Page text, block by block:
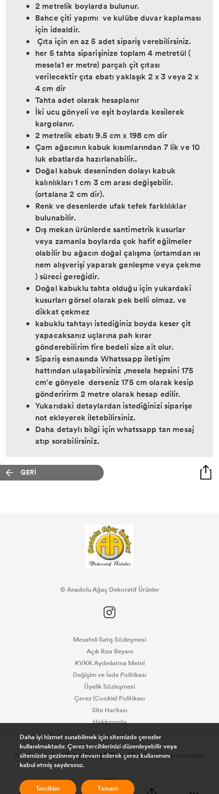
2 metrelik boylarda bulunur.
Bahce çiti yapımı ve kulübe duvar kaplaması
için idealdir.
Çıta için en az 5 adet sipariş verebilirsiniz.
her 5 tahta siparişinize toplam 4 metretül (
mesela1 er metre) parçalı çit çıtası
verilecektir çıta ebatı yaklaşık 2 x 3 veya 2 x
4 cm dir
Tahta adet olarak hesaplanır
İki ucu gönyeli ve eşit boylarda kesilerek
kargolanır.
2 metrelik ebatı 9.5 cm x 198 cm dir
Çam ağacının kabuk kısımlarından 7 lik ve 10
luk ebatlarda hazırlanabilir..
Doğal kabuk deseninden dolayı kabuk
kalınlıkları 1 cm 3 cm arası değişebilir.
(ortalana 2 cm dir).
Renk ve desenlerde ufak tefek farklılıklar
bulunabilir.
Dış mekan ürünlerde santimetrik kusurlar
veya zamanla boylarda çok hafif eğilmeler
olabilir bu ağacın doğal çalışma (ortamdan ısı
nem alışverişi yaparak genleşme veya çekme
) süreci gereğidir.
Doğal kabuklu tahta olduğu için yukardaki
kusurları görsel olarak pek belli olmaz. ve
dikkat çekmez
kabuklu tahtayı istediğiniz boyda keser çit
yapacaksanız uçlarına pah kırar
gönderebilirim fire bedeli size ait olur.
Sipariş esnasında Whatssapp iletişim
hattından ulaşabilirsiniz ,mesela hepsini 175
cm'e gönyele derseniz 175 cm olarak kesip
gönderirirm 2 metre olarak hesap edilir.
Yukarıdaki detaylardan istediğinizi siparişe
not ekleyerek iletebilirsiniz.
Daha detaylı bilgi için whatssapp tan mesaj
atıp sorabilirsiniz.
GERİ
© Anadolu Ağaç Dekoratif Ürünler
Mesafeli Satış Sözleşmesi
Açık Rıza Beyanı
KVKK Aydınlatma Metni
Değişim ve İade Politikası
Üyelik Sözleşmesi
Çerez (Cookie) Politikası
Site Haritası
Hakkımızda
Bu e-ticaret sitesiKolay Sipariş E-Ticaret Paketleriile hazırlanmıştır.
Daha iyi hizmet sunabilmek için sitemizde çerezler
kullanılmaktadır. Çerez tercihlerinizi düzenleyebilir veya
sitemizde gezinmeye devam ederek çerez kullanımını
kabul etmiş sayılırsınız.
Tercihler Tamam